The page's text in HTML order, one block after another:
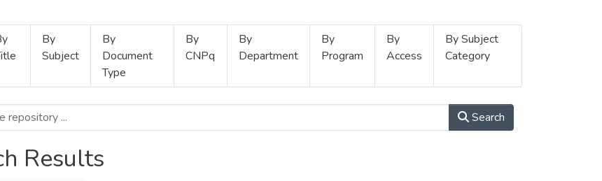
By
Subject
By
Document
Type
By
CNPq
By
Department
By
Program
By
Access
By Subject
Category
Search
Results